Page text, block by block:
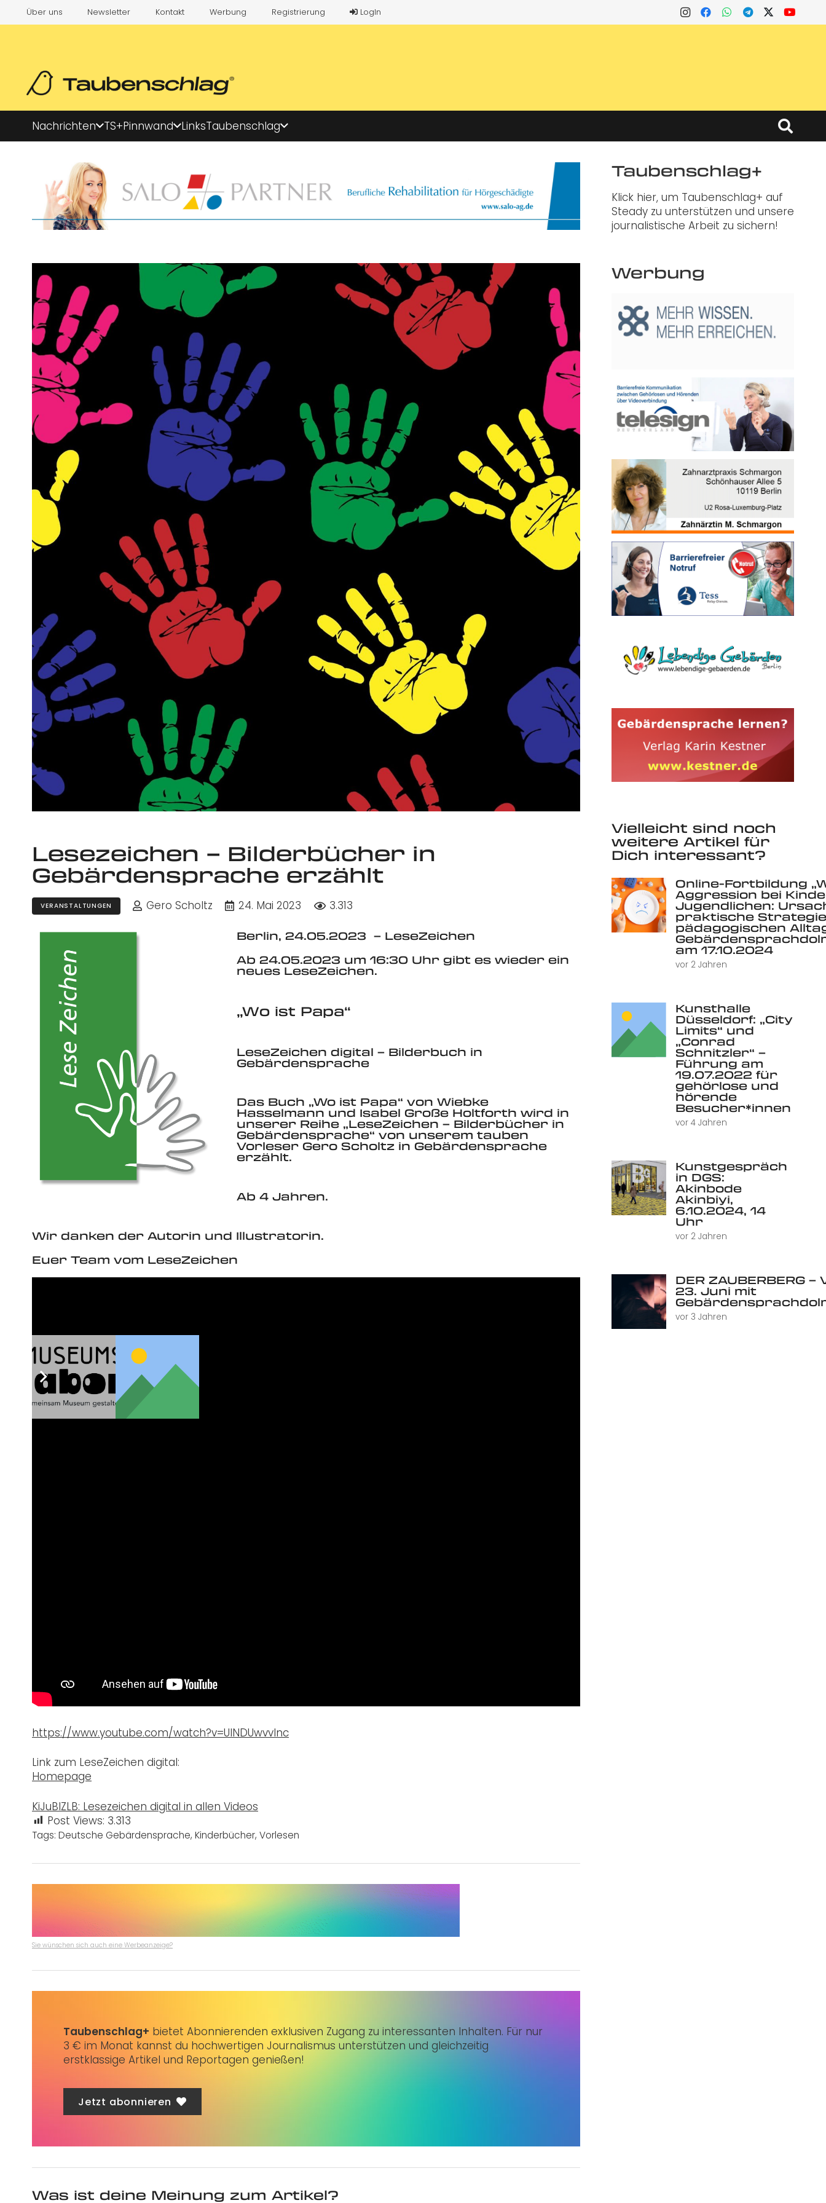
Über uns Newsletter Kontakt Werbung Registrierung LogIn
Nachrichten TS+Pinnwand LinksTaubenschlag
Lesezeichen – Bilderbücher in
Gebärdensprache erzählt
VERANSTALTUNGEN Gero Scholtz 24. Mai 2023 3.313
Berlin, 24.05.2023 – LeseZeichen
Ab 24.05.2023 um 16:30 Uhr gibt es wieder ein
neues LeseZeichen.
„Wo ist Papa“
LeseZeichen digital – Bilderbuch in
Gebärdensprache
Das Buch „Wo ist Papa“ von Wiebke
Hasselmann und Isabel Große Holtforth wird in
unserer Reihe „LeseZeichen – Bilderbücher in
Gebärdensprache“ von unserem tauben
Vorleser Gero Scholtz in Gebärdensprache
erzählt.
Ab 4 Jahren.
Wir danken der Autorin und Illustratorin.
Euer Team vom LeseZeichen
https://www.youtube.com/watch?v=UlNDUwvvlnc
Link zum LeseZeichen digital:
Homepage
KiJuBIZLB: Lesezeichen digital in allen Videos
Post Views: 3.313
Tags: Deutsche Gebärdensprache, Kinderbücher, Vorlesen
Sie wünschen sich auch eine Werbeanzeige?
Taubenschlag+ bietet Abonnierenden exklusiven Zugang zu interessanten Inhalten. Für nur
3 € im Monat kannst du hochwertigen Journalismus unterstützen und gleichzeitig
erstklassige Artikel und Reportagen genießen!
Jetzt abonnieren
Was ist deine Meinung zum Artikel?
Taubenschlag+
Klick hier, um Taubenschlag+ auf
Steady zu unterstützen und unsere
journalistische Arbeit zu sichern!
Werbung
Vielleicht sind noch
weitere Artikel für
Dich interessant?
Online-Fortbildung
Aggression bei
Jugendlichen:
praktische
pädagogischen
am 17.10.2024
vor 2 Jahren
Kunsthalle
Düsseldorf: „City
Limits“ und
„Conrad
Schnitzler“ –
Führung am
19.07.2022 für
gehörlose und
hörende
Besucher*innen
vor 4 Jahren
Kunstgespräch
in DGS:
Akinbode
Akinbiyi,
6.10.2024, 14
Uhr
vor 2 Jahren
DER ZAUBERBERG
23. Juni mit
vor 3 Jahren